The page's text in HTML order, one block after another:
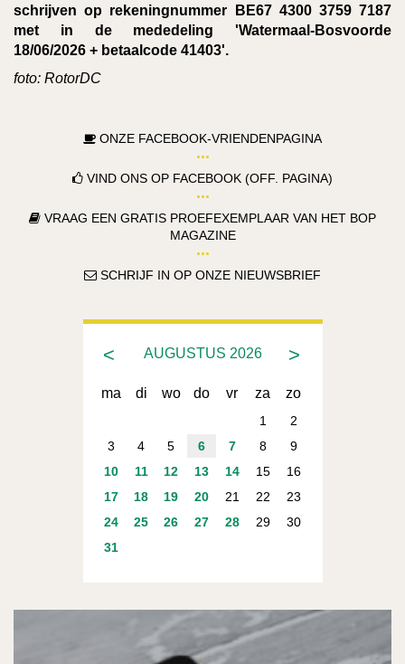
schrijven op rekeningnummer BE67 4300 3759 7187
met in de mededeling 'Watermaal-Bosvoorde
18/06/2026 + betaalcode 41403'.
foto: RotorDC
ONZE FACEBOOK-VRIENDENPAGINA
VIND ONS OP FACEBOOK (OFF. PAGINA)
VRAAG EEN GRATIS PROEFEXEMPLAAR VAN HET BOP
MAGAZINE
SCHRIJF IN OP ONZE NIEUWSBRIEF
< >
AUGUSTUS 2026
ma di wo do vr za zo
1
2
3
4 5 6 7 8
9
10
11 12 13 14 15
16
17
18 19 20 21 22
23
24
25 26 27 28 29
30
31